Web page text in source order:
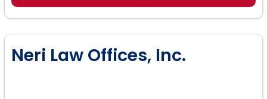
Neri Law Offices, Inc.